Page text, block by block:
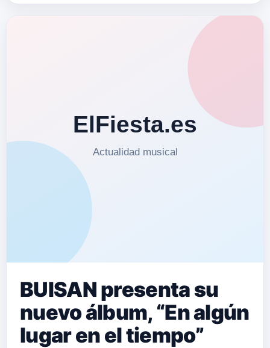
BUISAN presenta su
nuevo álbum, “En algún
lugar en el tiempo”